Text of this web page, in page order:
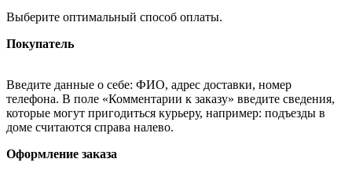
Выберите оптимальный способ оплаты.
Покупатель
Введите данные о себе: ФИО, адрес доставки, номер
телефона. В поле «Комментарии к заказу» введите сведения,
которые могут пригодиться курьеру, например: подъезды в
доме считаются справа налево.
Оформление заказа